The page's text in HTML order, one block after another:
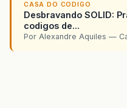
CASA DO CODIGO
Desbravando SOLID:
codigos de...
Por Alexandre Aquiles —